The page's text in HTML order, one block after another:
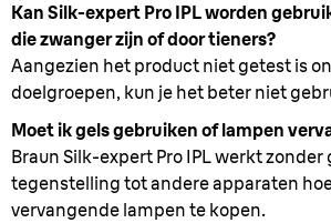
Kan Silk-expert Pro IPL worden
die zwanger zijn of door tieners?
Aangezien het product niet getest is
doelgroepen, kun je het beter niet
Moet ik gels gebruiken of lampen
Braun Silk-expert Pro IPL werkt zonder
tegenstelling tot andere apparaten
vervangende lampen te kopen.